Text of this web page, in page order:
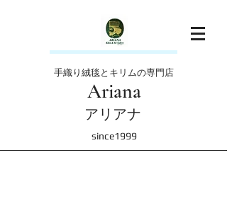
手織り絨毯とキリムの専門店
Ariana
アリアナ
since1999